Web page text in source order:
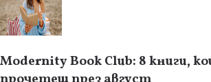
Modernity Book Club: 8 книги,